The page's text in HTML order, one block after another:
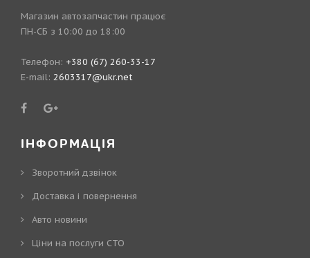
Магазин автозапчастин працює
ПН-СБ з 10:00 до 18:00
Телефон: +380 (67) 260-33-17
E-mail: 2603317@ukr.net
ІНФОРМАЦІЯ
Зворотний дзвінок
Доставка і повернення
Авто новини
Ціни на послуги СТО